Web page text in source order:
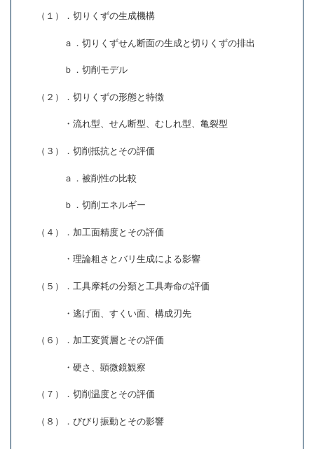
（１）．切りくずの生成機構
ａ．切りくずせん断面の生成と切りくずの排出
ｂ．切削モデル
（２）．切りくずの形態と特徴
・流れ型、せん断型、むしれ型、亀裂型
（３）．切削抵抗とその評価
ａ．被削性の比較
ｂ．切削エネルギー
（４）．加工面精度とその評価
・理論粗さとバリ生成による影響
（５）．工具摩耗の分類と工具寿命の評価
・逃げ面、すくい面、構成刃先
（６）．加工変質層とその評価
・硬さ、顕微鏡観察
（７）．切削温度とその評価
（８）．びびり振動とその影響